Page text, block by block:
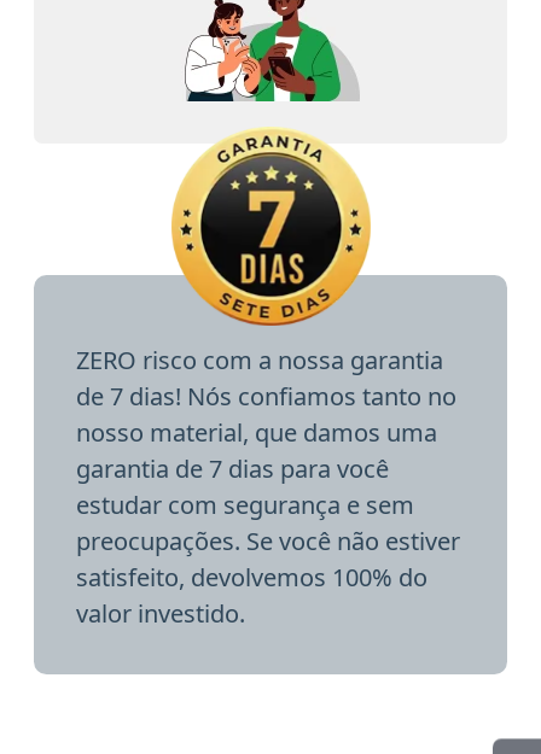
ZERO risco com a nossa garantia
de 7 dias! Nós confiamos tanto no
nosso material, que damos uma
garantia de 7 dias para você
estudar com segurança e sem
preocupações. Se você não estiver
satisfeito, devolvemos 100% do
valor investido.